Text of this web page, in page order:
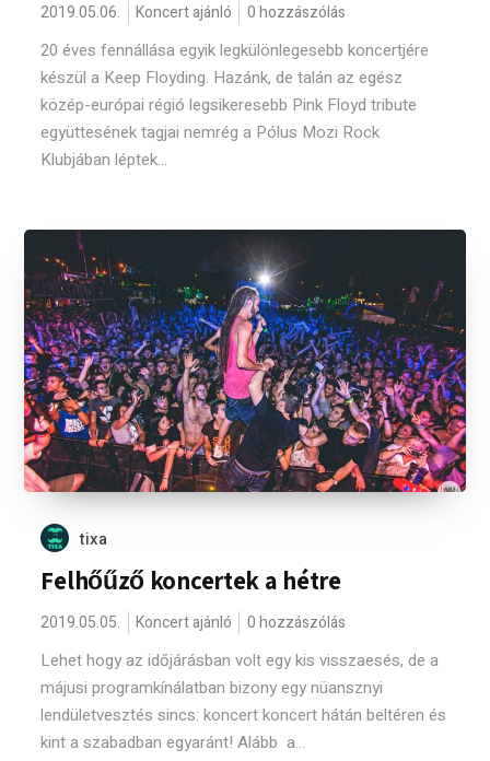
2019.05.06. Koncert ajánló 0 hozzászólás
20 éves fennállása egyik legkülönlegesebb koncertjére
készül a Keep Floyding. Hazánk, de talán az egész
közép-európai régió legsikeresebb Pink Floyd tribute
együttesének tagjai nemrég a Pólus Mozi Rock
Klubjában léptek...
tixa
Felhőűző koncertek a hétre
2019.05.05. Koncert ajánló 0 hozzászólás
Lehet hogy az időjárásban volt egy kis visszaesés, de a
májusi programkínálatban bizony egy nüansznyi
lendületvesztés sincs: koncert koncert hátán beltéren és
kint a szabadban egyaránt! Alább a...